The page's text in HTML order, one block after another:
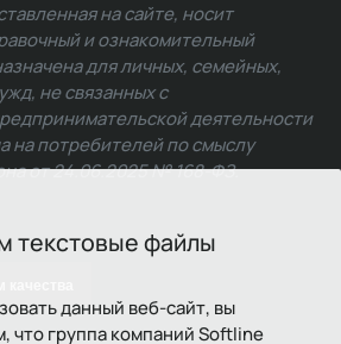
текстовые файлы
данный веб-сайт, вы
что группа компаний Softline
на сайте, носит
и ознакомительный
для личных, семейных,
не связанных с
деятельности
на потребителей по смыслу
от 24.06.2025 № 168-ФЗ.